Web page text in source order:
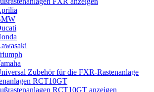
Zubehör für die FXR-Rastenanlage
RCT10GT
RCT10GT anzeigen